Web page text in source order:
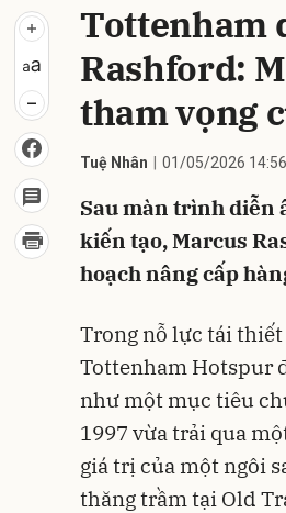
Tottenham
Rashford:
tham vọng
Tuệ Nhân 01/05/2026 14:56
Sau màn trình diễn
kiến tạo, Marcus
hoạch nâng cấp
Trong nỗ lực tái
Tottenham Hotspur
như một mục tiêu
1997 vừa trải qua
giá trị của một ngôi
thăng trầm tại Old